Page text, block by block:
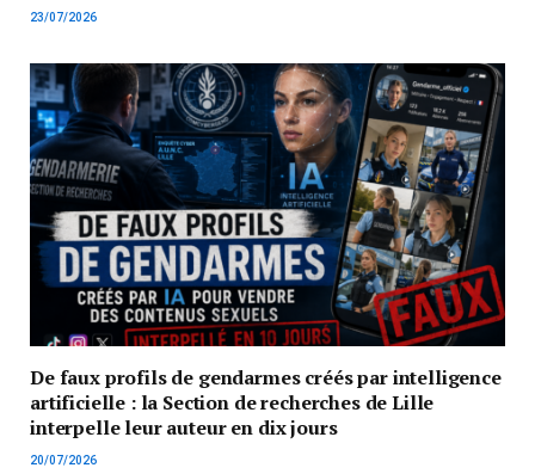
23/07/2026
De faux profils de gendarmes créés par intelligence
artificielle : la Section de recherches de Lille
interpelle leur auteur en dix jours
20/07/2026